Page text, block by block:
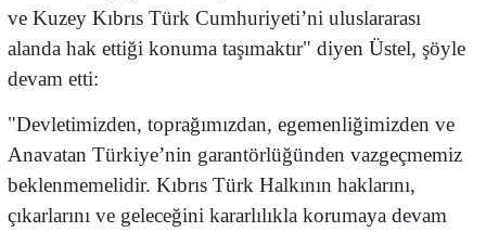
ve Kuzey Kıbrıs Türk Cumhuriyeti’ni uluslararası
alanda hak ettiği konuma taşımaktır" diyen Üstel, şöyle
devam etti:
"Devletimizden, toprağımızdan, egemenliğimizden ve
Anavatan Türkiye’nin garantörlüğünden vazgeçmemiz
beklenmemelidir. Kıbrıs Türk Halkının haklarını,
çıkarlarını ve geleceğini kararlılıkla korumaya devam